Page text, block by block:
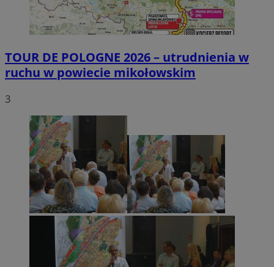
TOUR DE POLOGNE 2026 – utrudnienia w
ruchu w powiecie mikołowskim
3